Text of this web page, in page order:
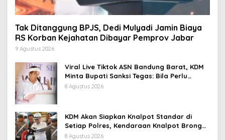
Tak Ditanggung BPJS, Dedi Mulyadi Jamin Biaya
RS Korban Kejahatan Dibayar Pemprov Jabar
9 Agustus 2026
Viral Live Tiktok ASN Bandung Barat, KDM
Minta Bupati Sanksi Tegas: Bila Perlu
Pemberhentian
8 Agustus 2026
KDM Akan Siapkan Knalpot Standar di
Setiap Polres, Kendaraan Knalpot Brong
Tertangkap Langsung Ganti
8 Agustus 2026